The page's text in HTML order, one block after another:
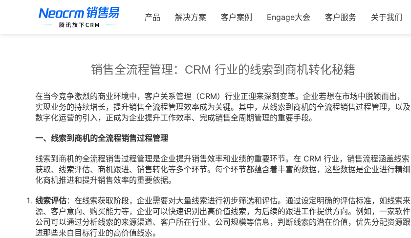
产品 解决方案 客户案例 Engage大会 客户服务 关于我们
销售全流程管理：CRM 行业的线索到商机转化秘籍
在当今竞争激烈的商业环境中，客户关系管理（CRM）行业正迎来深刻变革。企业若想在市场中脱颖而出，
实现业务的持续增长，提升销售全流程管理效率成为关键。其中，从线索到商机的全流程销售过程管理，以及
数字化运营的引入，正成为企业提升工作效率、完成销售全周期管理的重要手段。
一、线索到商机的全流程销售过程管理
线索到商机的全流程销售过程管理是企业提升销售效率和业绩的重要环节。在 CRM 行业，销售流程涵盖线索
获取、线索评估、商机跟进、销售转化等多个环节。每个环节都蕴含着丰富的数据，这些数据是企业进行精细
化商机推进和提升销售效率的重要依据。
线索评估：在线索获取阶段，企业需要对大量线索进行初步筛选和评估。通过设定明确的评估标准，如线索来
源、客户意向、购买能力等，企业可以快速识别出高价值线索，为后续的跟进工作提供方向。例如，一家软件
公司可以通过分析线索的来源渠道、客户所在行业、公司规模等信息，判断线索的潜在价值，优先分配资源跟
进那些来自目标行业的高价值线索。